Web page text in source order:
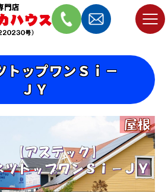
トップワンＳｉ－
ＪＹ